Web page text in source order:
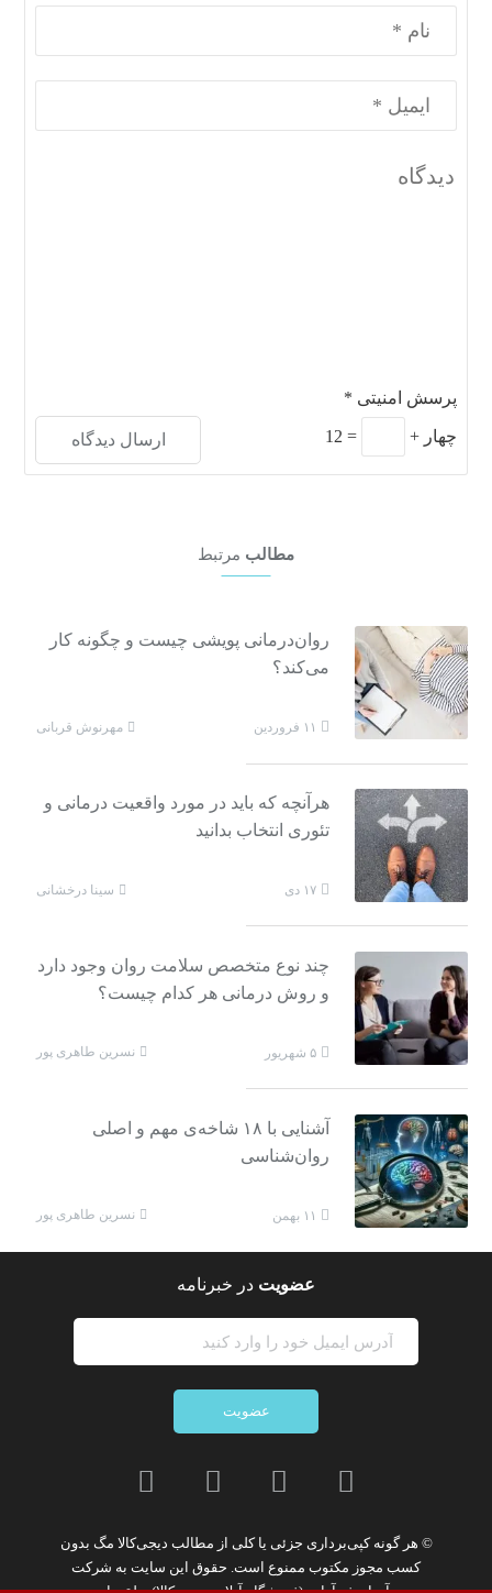
پرسش امنیتی *
چهار +
=
12
مطالب مرتبط
روان‌درمانی پویشی چیست و چگونه کار
می‌کند؟
۱۱ فروردین مهرنوش قربانی
هرآنچه که باید در مورد واقعیت درمانی و
تئوری انتخاب بدانید
۱۷ دی سینا درخشانی
چند نوع متخصص سلامت روان وجود دارد
و روش درمانی هر کدام چیست؟
۵ شهریور نسرین طاهری پور
آشنایی با ۱۸ شاخه‌ی مهم و اصلی
روان‌شناسی
۱۱ بهمن نسرین طاهری پور
عضویت در خبرنامه
عضویت
© هر گونهکپی‌برداری جزئی یا کلی از مطالب دیجی‌کالا مگ بدون
کسب مجوز مکتوب ممنوع است. حقوق این سایت به شرکت